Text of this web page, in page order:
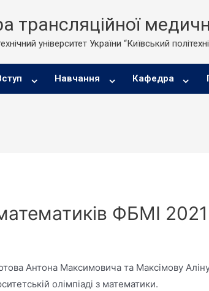
трансляційної
університет України “Київський
Навчання Кафедра
ФБМІ 2021
Антона Максимовича та Максімову
олімпіаді з математики.